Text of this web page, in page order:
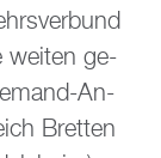
wei­ten ge­
An­
Brett­en